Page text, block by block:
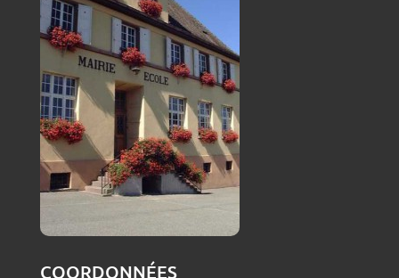
COORDONNÉES